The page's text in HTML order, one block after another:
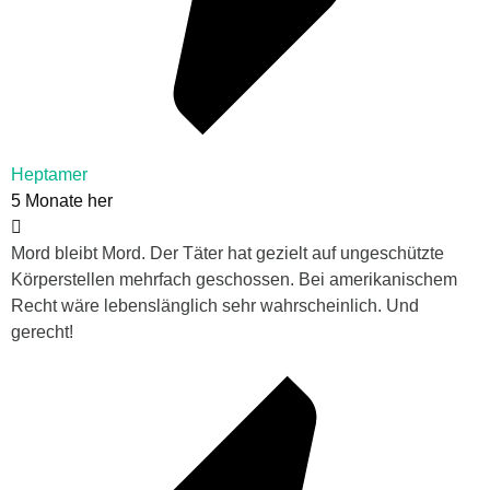
Heptamer
5 Monate her
Mord bleibt Mord. Der Täter hat gezielt auf ungeschützte
Körperstellen mehrfach geschossen. Bei amerikanischem
Recht wäre lebenslänglich sehr wahrscheinlich. Und
gerecht!